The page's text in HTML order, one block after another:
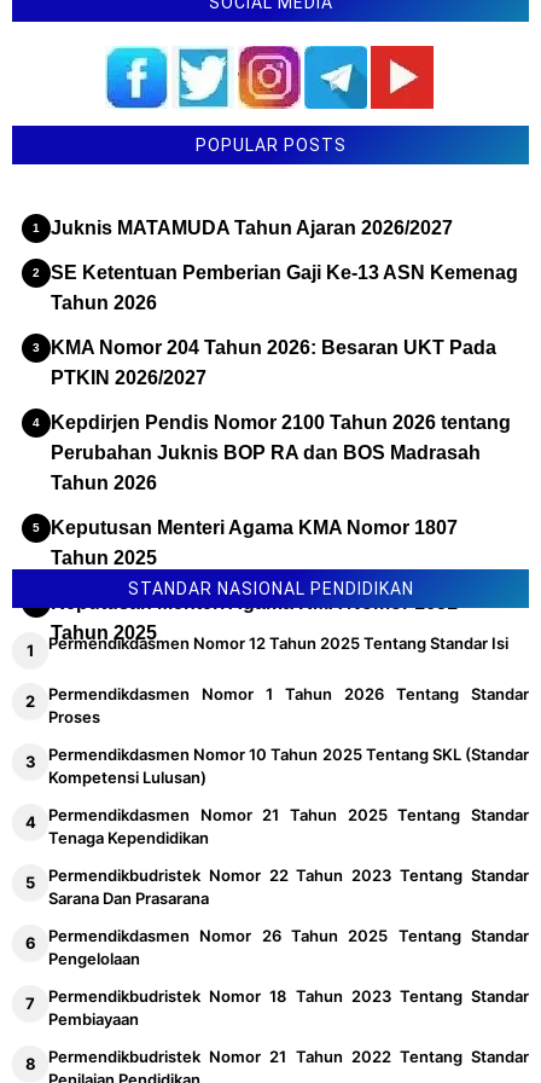
POPULAR POSTS
Juknis MATAMUDA Tahun Ajaran 2026/2027
SE Ketentuan Pemberian Gaji Ke-13 ASN Kemenag
Tahun 2026
KMA Nomor 204 Tahun 2026: Besaran UKT Pada
PTKIN 2026/2027
Kepdirjen Pendis Nomor 2100 Tahun 2026 tentang
Perubahan Juknis BOP RA dan BOS Madrasah
Tahun 2026
Keputusan Menteri Agama KMA Nomor 1807
Tahun 2025
Tahun 2025
STANDAR NASIONAL PENDIDIKAN
Permendikdasmen Nomor 12 Tahun 2025 Tentang Standar Isi
Permendikdasmen Nomor 1 Tahun 2026 Tentang Standar
Proses
Permendikdasmen Nomor 10 Tahun 2025 Tentang SKL (Standar
Kompetensi Lulusan)
Permendikdasmen Nomor 21 Tahun 2025 Tentang Standar
Tenaga Kependidikan
Permendikbudristek Nomor 22 Tahun 2023 Tentang Standar
Sarana Dan Prasarana
Permendikdasmen Nomor 26 Tahun 2025 Tentang Standar
Pengelolaan
Permendikbudristek Nomor 18 Tahun 2023 Tentang Standar
Pembiayaan
Permendikbudristek Nomor 21 Tahun 2022 Tentang Standar